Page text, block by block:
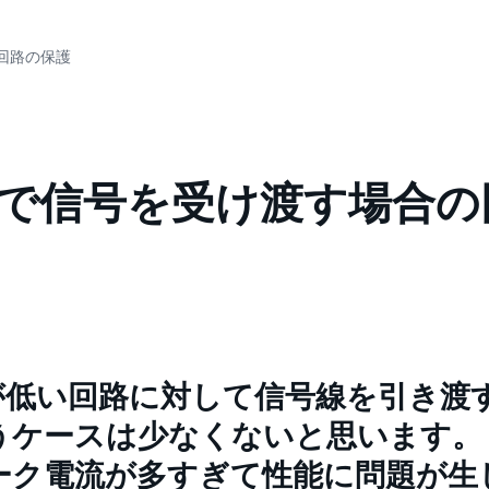
路の保護
信号を受け渡す場合
い回路に対して信号線を引き
ースは少なくないと思います。
電流が多すぎて性能に問題が